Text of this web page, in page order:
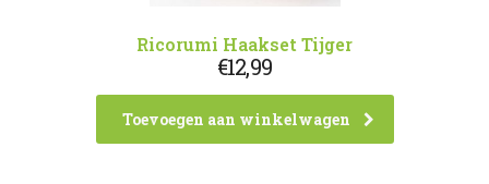
Ricorumi Haakset Tijger
€12,99
Toevoegen aan winkelwagen